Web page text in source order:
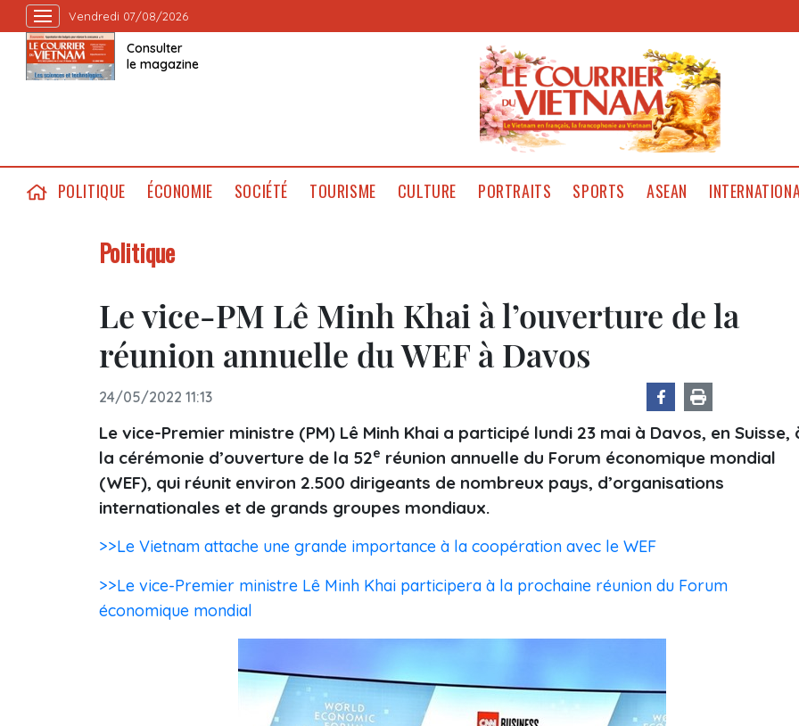
Vendredi 07/08/2026
Consulter
le magazine
POLITIQUE ÉCONOMIE SOCIÉTÉ TOURISME CULTURE PORTRAITS SPORTS ASEAN
Politique
Le vice-PM Lê Minh Khai à l’ouverture de la
réunion annuelle du WEF à Davos
24/05/2022 11:13
Le vice-Premier ministre (PM) Lê Minh Khai a participé lundi 23 mai à Davos, en Suisse,
la cérémonie d’ouverture de la 52e réunion annuelle du Forum économique mondial
(WEF), qui réunit environ 2.500 dirigeants de nombreux pays, d’organisations
internationales et de grands groupes mondiaux.
>>Le Vietnam attache une grande importance à la coopération avec le WEF
>>Le vice-Premier ministre Lê Minh Khai participera à la prochaine réunion du Forum
économique mondial